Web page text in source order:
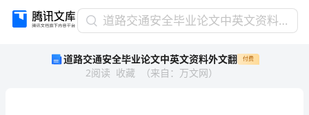
道
道路交通安全毕业论文中英文资料外文翻
道路交通安全毕业论文中英文资料外文翻 付费
2阅读 收藏 （来自 ： 万文网）